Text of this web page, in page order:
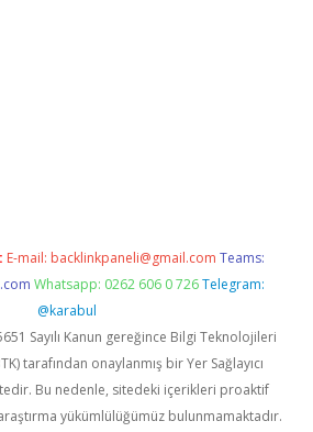
E-mail: backlinkpaneli@gmail.com Teams:
Whatsapp: 0262 606 0 726 Telegram:
@karabul
Sayılı Kanun gereğince Bilgi Teknolojileri
tarafından onaylanmış bir Yer Sağlayıcı
Bu nedenle, sitedeki içerikleri proaktif
yükümlülüğümüz bulunmamaktadır.